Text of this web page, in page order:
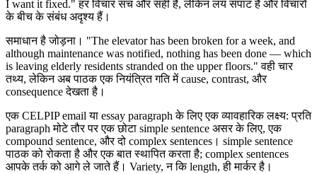
I want it fixed." हर विचार सच और सही है, लेकिन लय सपाट है और विचारों
के बीच के संबंध अदृश्य हैं।
समाधान है जोड़ना। "The elevator has been broken for a week, and
although maintenance was notified, nothing has been done — which
is leaving elderly residents stranded on the upper floors." वही चार
तथ्य, लेकिन अब पाठक एक नियंत्रित गति में cause, contrast, और
consequence देखता है।
एक CELPIP email या essay paragraph के लिए एक व्यावहारिक लक्ष्य: प्रति
paragraph मोटे तौर पर एक छोटा simple sentence असर के लिए, एक
compound sentence, और दो complex sentences। simple sentence
पाठक को रोकता है और एक बात स्थापित करता है; complex sentences
आपके तर्क को आगे ले जाते हैं। Variety, न कि length, ही मार्कर है।